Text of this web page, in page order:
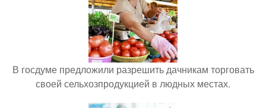
В госдуме предложили разрешить дачникам торговать
своей сельхозпродукцией в людных местах.